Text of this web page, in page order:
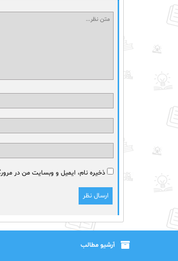
ذخیره نام، ایمیل و وبسایت من در
آرشیو مطالب